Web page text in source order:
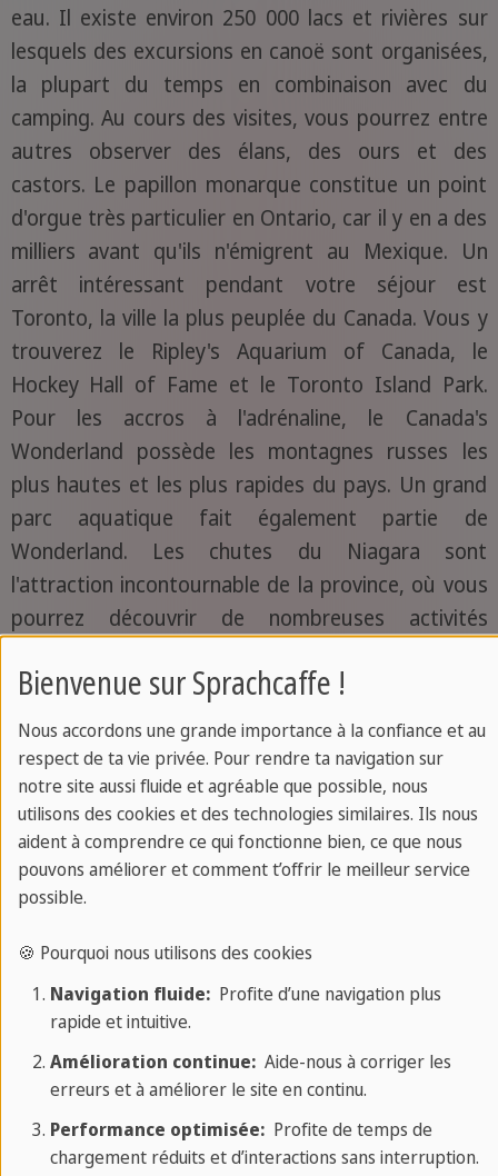
eau. Il existe environ 250 000 lacs et rivières sur
lesquels des excursions en canoë sont organisées,
la plupart du temps en combinaison avec du
camping. Au cours des visites, vous pourrez entre
autres observer des élans, des ours et des
castors. Le papillon monarque constitue un point
d'orgue très particulier en Ontario, car il y en a des
milliers avant qu'ils n'émigrent au Mexique. Un
arrêt intéressant pendant votre séjour est
Toronto, la ville la plus peuplée du Canada. Vous y
trouverez le Ripley's Aquarium of Canada, le
Hockey Hall of Fame et le Toronto Island Park.
Pour les accros à l'adrénaline, le Canada's
Wonderland possède les montagnes russes les
plus hautes et les plus rapides du pays. Un grand
parc aquatique fait également partie de
Wonderland. Les chutes du Niagara sont
l'attraction incontournable de la province, où vous
pourrez découvrir de nombreuses activités
mange beaucoup, surtout avec du sirop d'érable,
vaut également la peine d'être visité.
Bienvenue sur Sprachcaffe !
Nous accordons une grande importance à la confiance et au
respect de ta vie privée. Pour rendre ta navigation sur
notre site aussi fluide et agréable que possible, nous
utilisons des cookies et des technologies similaires. Ils nous
aident à comprendre ce qui fonctionne bien, ce que nous
pouvons améliorer et comment t’offrir le meilleur service
possible.
🍪 Pourquoi nous utilisons des cookies
Navigation fluide:Profite d’une navigation plus
rapide et intuitive.
Amélioration continue:Aide-nous à corriger les
erreurs et à améliorer le site en continu.
Performance optimisée:Profite de temps de
chargement réduits et d’interactions sans interruption.